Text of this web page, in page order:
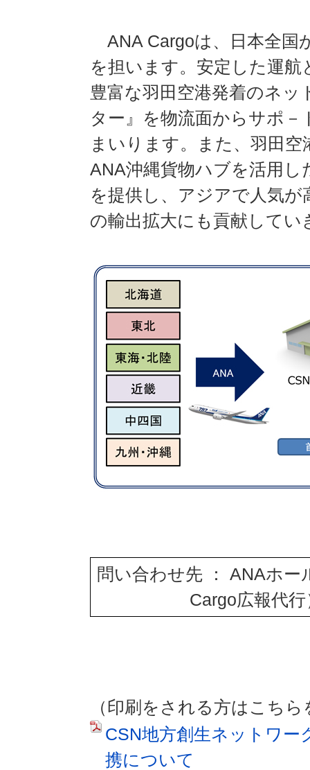
ANA Cargoは、日本全国
を担います。安定した運
豊富な羽田空港発着のネ
ター』を物流面からサポ
まいります。また、羽田
ANA沖縄貨物ハブを活用
を提供し、アジアで人気
の輸出拡大にも貢献してい
問い合わせ先 ： ANAホ
Cargo広報代
（印刷をされる方はこち
CSN地方創生ネットワー
携について